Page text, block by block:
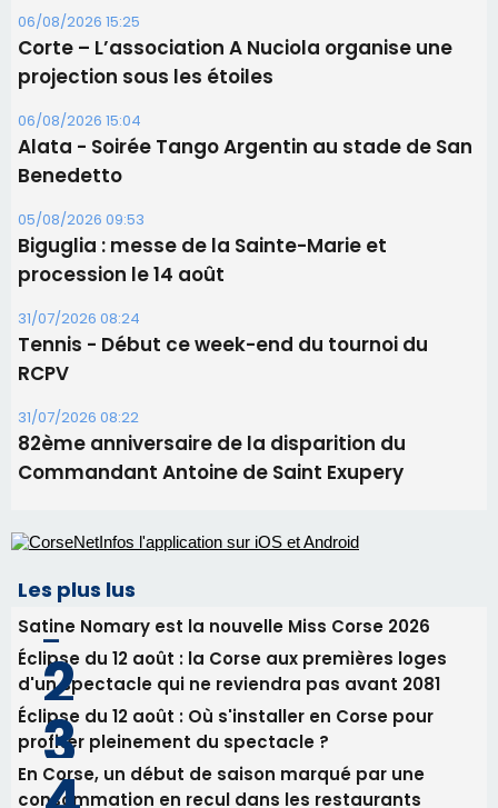
05/08/2026 09:53
Biguglia : messe de la Sainte-Marie et
procession le 14 août
31/07/2026 08:24
Tennis - Début ce week-end du tournoi du
RCPV
31/07/2026 08:22
82ème anniversaire de la disparition du
Commandant Antoine de Saint Exupery
Les plus lus
Satine Nomary est la nouvelle Miss Corse 2026
Éclipse du 12 août : la Corse aux premières loges
d'un spectacle qui ne reviendra pas avant 2081
profiter pleinement du spectacle ?
consommation en recul dans les restaurants
La gendarmerie alerte les restaurateurs corses
face à une nouvelle escroquerie au faux vendeur de
vin
Newsletter